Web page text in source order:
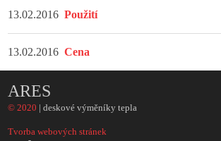
13.02.2016Použití
13.02.2016Cena
ARES
© 2020 | deskové výměníky tepla
Tvorba webových stránek